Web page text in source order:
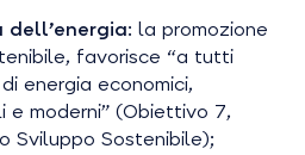
dell’energia: la promozione
favorisce “a tutti
energia economici,
e moderni” (Obiettivo 7,
Sviluppo Sostenibile);